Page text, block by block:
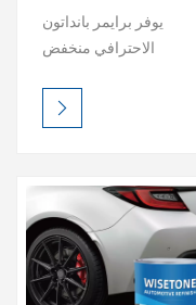
VOC عالي التغطية
للسيارات
يوفر برايمر بانداتون
الاحترافي منخفض
المتطايرة (PANDATONE
LOW VOC) تحضيرًا
التعبئة، وسرعة تجفيف.
تضمن تركيبته سهلة
قاعدة ناعمة، مما
يُحسّن الالتصاق وجودة